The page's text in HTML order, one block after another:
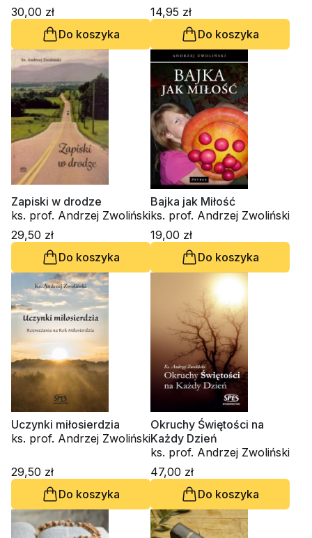
30,00 zł
Do koszyka
14,95 zł
Do koszyka
Zapiski w drodze
ks. prof. Andrzej Zwoliński
29,50 zł
Do koszyka
Bajka jak Miłość
ks. prof. Andrzej Zwoliński
19,00 zł
Do koszyka
Uczynki miłosierdzia
ks. prof. Andrzej Zwoliński
29,50 zł
Do koszyka
Okruchy Świętości na
Każdy Dzień
ks. prof. Andrzej Zwoliński
47,00 zł
Do koszyka